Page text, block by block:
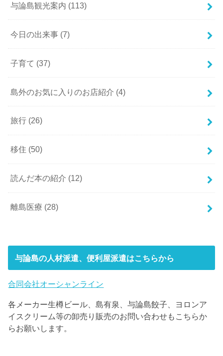
与論島観光案内 (113)
今日の出来事 (7)
子育て (37)
島外のお気に入りのお店紹介 (4)
旅行 (26)
移住 (50)
読んだ本の紹介 (12)
離島医療 (28)
与論島の人材派遣、便利屋派遣はこちらから
合同会社オーシャンライン
各メーカー生樽ビール、島有泉、与論島餃子、ヨロンア
イスクリーム等の卸売り販売のお問い合わせもこちらか
らお願いします。